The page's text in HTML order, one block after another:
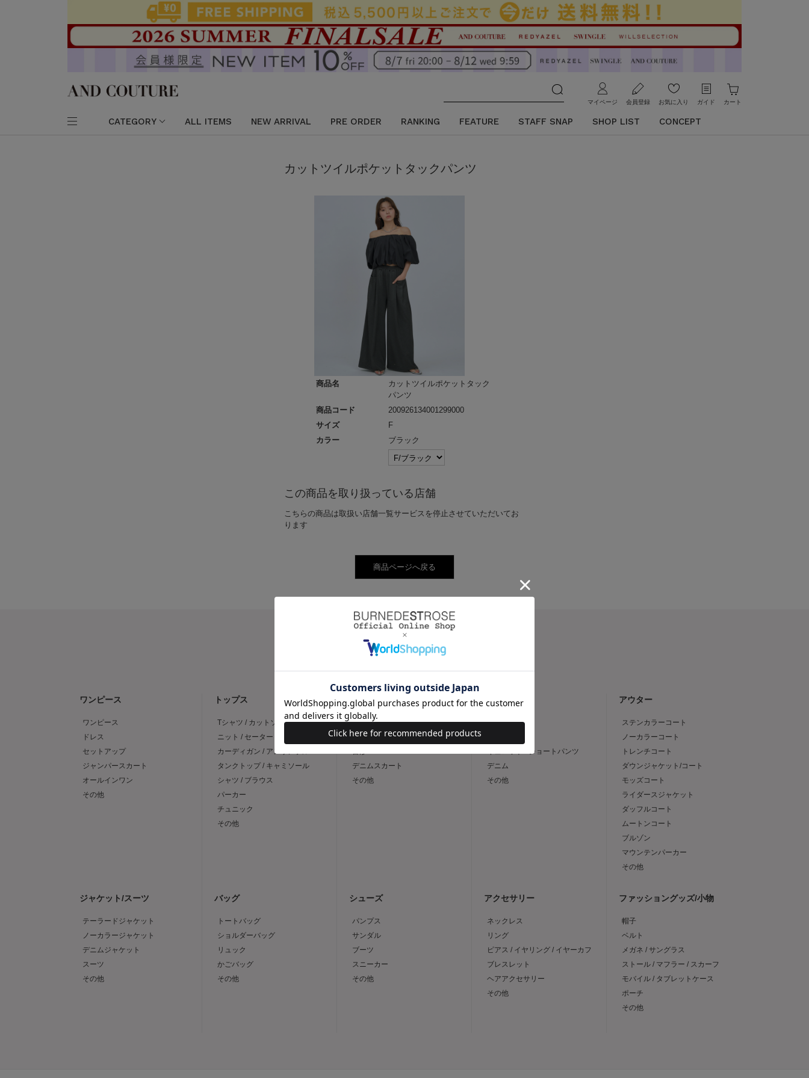
マイページ 会員登録 お気に入り ガイド カート
CATEGORY ALL ITEMS NEW ARRIVAL PRE ORDER RANKING FEATURE STAFF SNAP SHOP LIST CONCEPT
カットツイルポケットタックパンツ
商品名
カットツイルポケットタック
パンツ
商品コード
200926134001299000
サイズ
F
カラー
ブラック
この商品を取り扱っている店舗
こちらの商品は取扱い店舗一覧サービスを停止させていただいてお
ります
CATEGORY
ワンピース
ワンピース
ドレス
セットアップ
ジャンパースカート
オールインワン
その他
トップス
Tシャツ / カットソー
ニット / セーター
カーディガン / アンサンブル
タンクトップ / キャミソール
シャツ / ブラウス
パーカー
チュニック
その他
スカート
フレア
タイト
デニムスカート
その他
パンツ
スリム
キュロット / ショートパンツ
デニム
その他
アウター
ステンカラーコート
ノーカラーコート
トレンチコート
ダウンジャケット/コート
モッズコート
ライダースジャケット
ダッフルコート
ムートンコート
ブルゾン
マウンテンパーカー
その他
ジャケット/スーツ
テーラードジャケット
ノーカラージャケット
デニムジャケット
スーツ
その他
バッグ
トートバッグ
ショルダーバッグ
リュック
かごバッグ
その他
シューズ
パンプス
サンダル
ブーツ
スニーカー
その他
アクセサリー
ネックレス
リング
ピアス / イヤリング / イヤーカフ
ブレスレット
ヘアアクセサリー
その他
ファッショングッズ/小物
帽子
ベルト
メガネ / サングラス
ストール / マフラー / スカーフ
モバイル / タブレットケース
ポーチ
その他